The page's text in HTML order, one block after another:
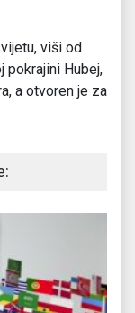
viši od
pokrajini Hubej,
a otvoren je za